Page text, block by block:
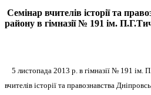
Семінар вчителів історії та
району в гімназії № 191 ім.
5 листопада 2013 р. в гімназії № 191 ім.
вчителів історії та правознавства